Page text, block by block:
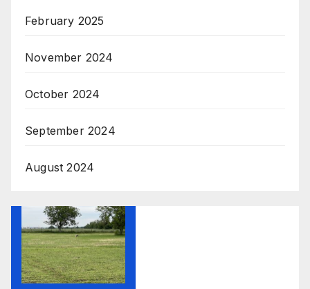
February 2025
November 2024
October 2024
September 2024
August 2024